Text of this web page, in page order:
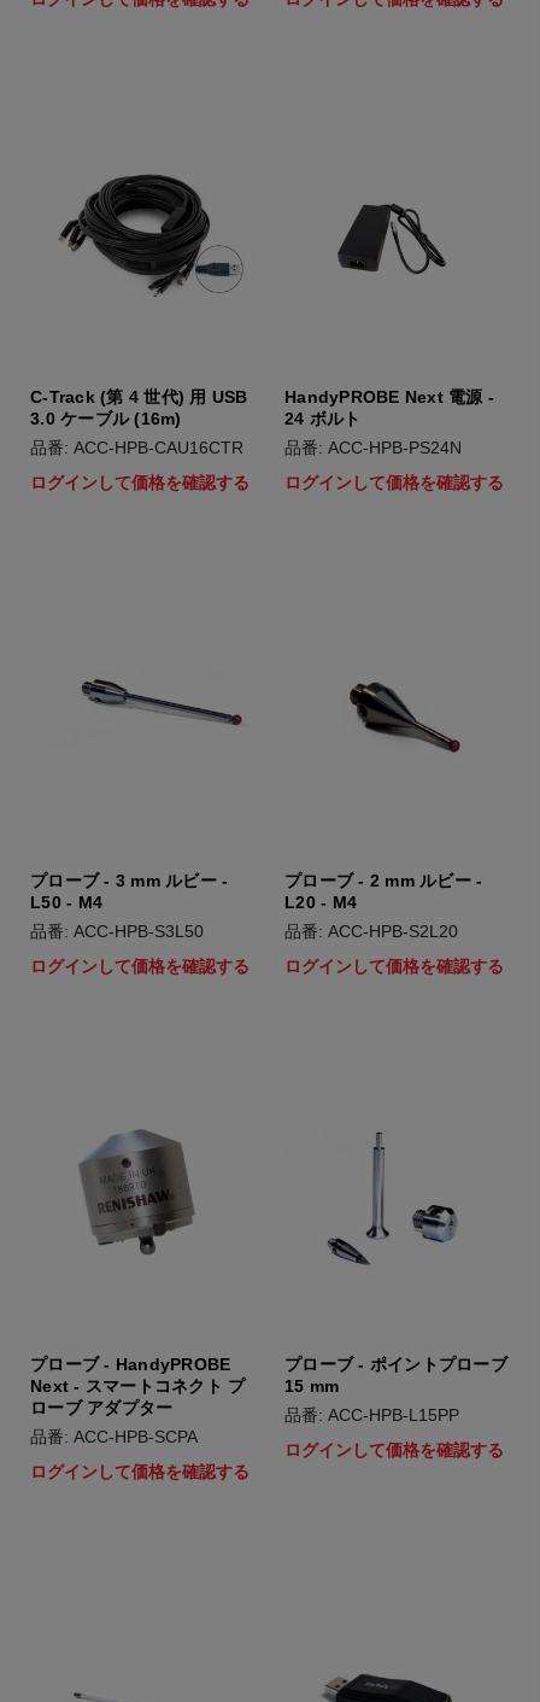
C-Track (第 4 世代) 用 USB
3.0 ケーブル (16m)
品番: ACC-HPB-CAU16CTR
ログインして価格を確認する
HandyPROBE Next 電源 -
24 ボルト
品番: ACC-HPB-PS24N
ログインして価格を確認する
プローブ - 3 mm ルビー -
L50 - M4
品番: ACC-HPB-S3L50
ログインして価格を確認する
プローブ - 2 mm ルビー -
L20 - M4
品番: ACC-HPB-S2L20
ログインして価格を確認する
プローブ - HandyPROBE
Next - スマートコネクト プ
ローブ アダプター
品番: ACC-HPB-SCPA
ログインして価格を確認する
プローブ - ポイントプローブ
15 mm
品番: ACC-HPB-L15PP
ログインして価格を確認する